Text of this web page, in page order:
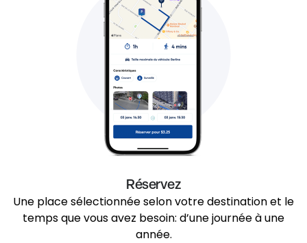
Réservez
Une place sélectionnée selon votre destination et le
temps que vous avez besoin: d’une journée à une
année.